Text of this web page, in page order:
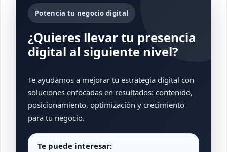
Potencia tu negocio digital
¿Quieres llevar tu presencia
digital al siguiente nivel?
Te ayudamos a mejorar tu estrategia digital con
soluciones enfocadas en resultados: contenido,
posicionamiento, optimización y crecimiento
para tu negocio.
Te puede interesar: